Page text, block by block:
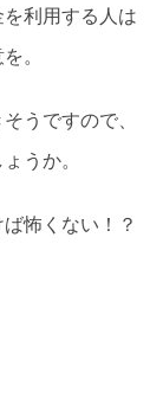
利用する人は
。
うですので、
うか。
怖くない！？